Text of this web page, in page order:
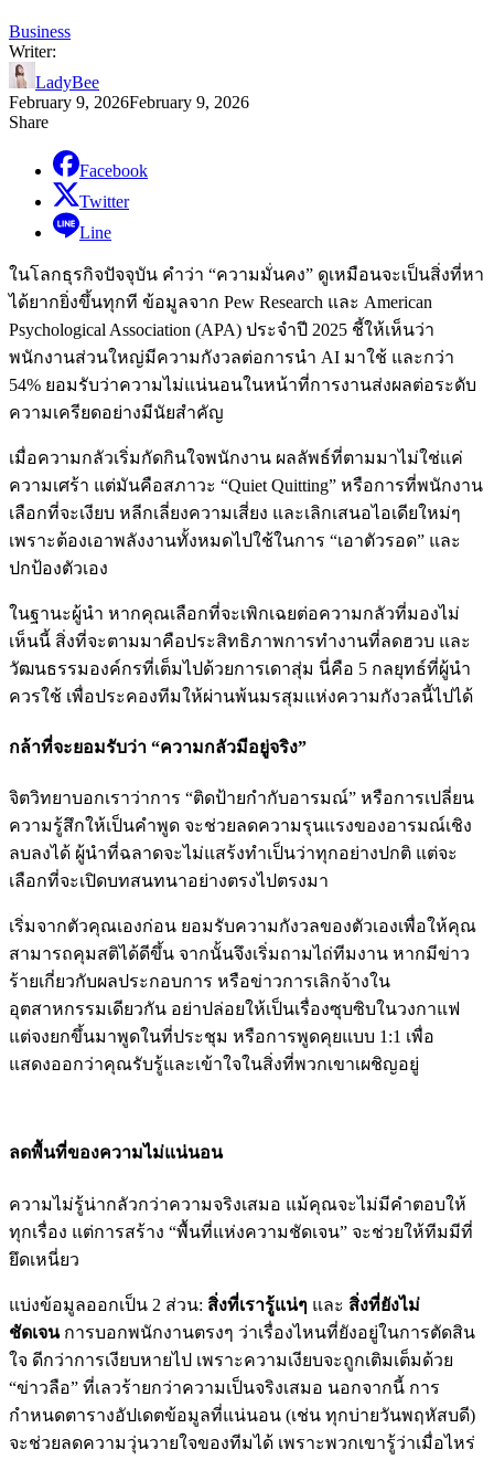
Business
Writer:
LadyBee
February 9, 2026February 9, 2026
Share
Facebook
Twitter
Line
ในโลกธุรกิจปัจจุบัน คำว่า “ความมั่นคง” ดูเหมือนจะเป็นสิ่งที่หา
ได้ยากยิ่งขึ้นทุกที ข้อมูลจาก Pew Research และ American
Psychological Association (APA) ประจำปี 2025 ชี้ให้เห็นว่า
พนักงานส่วนใหญ่มีความกังวลต่อการนำ AI มาใช้ และกว่า
54% ยอมรับว่าความไม่แน่นอนในหน้าที่การงานส่งผลต่อระดับ
ความเครียดอย่างมีนัยสำคัญ
เมื่อความกลัวเริ่มกัดกินใจพนักงาน ผลลัพธ์ที่ตามมาไม่ใช่แค่
ความเศร้า แต่มันคือสภาวะ “Quiet Quitting” หรือการที่พนักงาน
เลือกที่จะเงียบ หลีกเลี่ยงความเสี่ยง และเลิกเสนอไอเดียใหม่ๆ
เพราะต้องเอาพลังงานทั้งหมดไปใช้ในการ “เอาตัวรอด” และ
ปกป้องตัวเอง
ในฐานะผู้นำ หากคุณเลือกที่จะเพิกเฉยต่อความกลัวที่มองไม่
เห็นนี้ สิ่งที่จะตามมาคือประสิทธิภาพการทำงานที่ลดฮวบ และ
วัฒนธรรมองค์กรที่เต็มไปด้วยการเดาสุ่ม นี่คือ 5 กลยุทธ์ที่ผู้นำ
ควรใช้ เพื่อประคองทีมให้ผ่านพ้นมรสุมแห่งความกังวลนี้ไปได้
กล้าที่จะยอมรับว่า “ความกลัวมีอยู่จริง”
จิตวิทยาบอกเราว่าการ “ติดป้ายกำกับอารมณ์” หรือการเปลี่ยน
ความรู้สึกให้เป็นคำพูด จะช่วยลดความรุนแรงของอารมณ์เชิง
ลบลงได้ ผู้นำที่ฉลาดจะไม่แสร้งทำเป็นว่าทุกอย่างปกติ แต่จะ
เลือกที่จะเปิดบทสนทนาอย่างตรงไปตรงมา
เริ่มจากตัวคุณเองก่อน ยอมรับความกังวลของตัวเองเพื่อให้คุณ
สามารถคุมสติได้ดีขึ้น จากนั้นจึงเริ่มถามไถ่ทีมงาน หากมีข่าว
ร้ายเกี่ยวกับผลประกอบการ หรือข่าวการเลิกจ้างใน
อุตสาหกรรมเดียวกัน อย่าปล่อยให้เป็นเรื่องซุบซิบในวงกาแฟ
แต่จงยกขึ้นมาพูดในที่ประชุม หรือการพูดคุยแบบ 1:1 เพื่อ
แสดงออกว่าคุณรับรู้และเข้าใจในสิ่งที่พวกเขาเผชิญอยู่
ลดพื้นที่ของความไม่แน่นอน
ความไม่รู้น่ากลัวกว่าความจริงเสมอ แม้คุณจะไม่มีคำตอบให้
ทุกเรื่อง แต่การสร้าง “พื้นที่แห่งความชัดเจน” จะช่วยให้ทีมมีที่
ยึดเหนี่ยว
แบ่งข้อมูลออกเป็น 2 ส่วน: สิ่งที่เรารู้แน่ๆ และ สิ่งที่ยังไม่
ชัดเจนการบอกพนักงานตรงๆ ว่าเรื่องไหนที่ยังอยู่ในการตัดสิน
ใจ ดีกว่าการเงียบหายไป เพราะความเงียบจะถูกเติมเต็มด้วย
“ข่าวลือ” ที่เลวร้ายกว่าความเป็นจริงเสมอ นอกจากนี้ การ
กำหนดตารางอัปเดตข้อมูลที่แน่นอน (เช่น ทุกบ่ายวันพฤหัสบดี)
จะช่วยลดความวุ่นวายใจของทีมได้ เพราะพวกเขารู้ว่าเมื่อไหร่